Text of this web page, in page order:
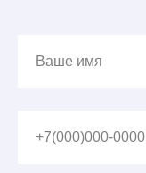
Ваше имя
+7(000)000-0000